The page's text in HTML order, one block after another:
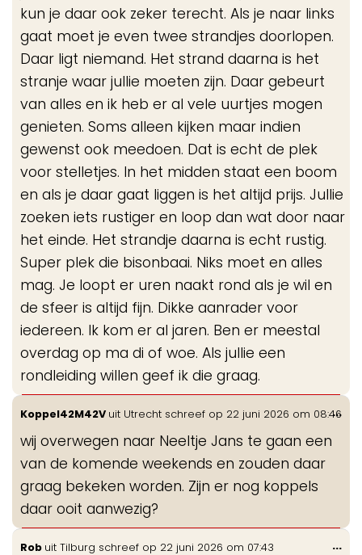
kun je daar ook zeker terecht. Als je naar links
gaat moet je even twee strandjes doorlopen.
Daar ligt niemand. Het strand daarna is het
stranje waar jullie moeten zijn. Daar gebeurt
van alles en ik heb er al vele uurtjes mogen
genieten. Soms alleen kijken maar indien
gewenst ook meedoen. Dat is echt de plek
voor stelletjes. In het midden staat een boom
en als je daar gaat liggen is het altijd prijs. Jullie
zoeken iets rustiger en loop dan wat door naar
het einde. Het strandje daarna is echt rustig.
Super plek die bisonbaai. Niks moet en alles
mag. Je loopt er uren naakt rond als je wil en
de sfeer is altijd fijn. Dikke aanrader voor
iedereen. Ik kom er al jaren. Ben er meestal
overdag op ma di of woe. Als jullie een
rondleiding willen geef ik die graag.
Koppel42M42V uit Utrecht schreef op 22 juni 2026 om 08:46
wij overwegen naar Neeltje Jans te gaan een
van de komende weekends en zouden daar
graag bekeken worden. Zijn er nog koppels
daar ooit aanwezig?
...
Rob uit Tilburg schreef op 22 juni 2026 om 07:43 ...